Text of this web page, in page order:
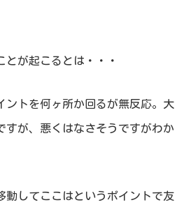
とが起こるとは・・・
ントを何ヶ所か回るが無反応。大
すが、悪くはなさそうですがわか
動してここはというポイントで友